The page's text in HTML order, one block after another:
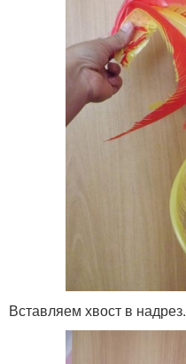
Вставляем хвост в надрез.